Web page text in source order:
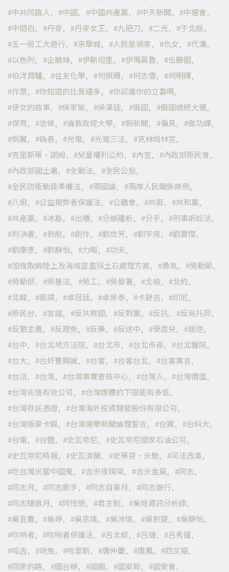
中共同路人
中國 中國共產黨 中天新聞
中選會
中間白
丹麥 丹麥女王 九把刀 二元
于北辰
五一勞工大遊行
京華城 人民是頭家 仇女
代溝
以色列
企鵝妹 伊斯坦堡 伊瑪莫魯
伍勝園
伯洋買驢
住友化學 何佩珊 何志偉
何明輝
作票
你知道的比我還多
你認識你的立委嗎
使女的故事
侯家瑜 侯漢廷 俄國
俄國總統大選
保育
信條 倫敦政經大學 假新聞 偏見
做功課
側翼
偽善 光電 光電三法
克林姆林宮
克里斯蒂·諾姆
兒童權利公約 內宣
內政部原民會
內政部國土署
全動法
全民公投
全民防衛動員準備法
兩國論
兩岸人民關係條例
八炯
公益揭弊者保護法 公聽會 共匪
共和黨
共產黨
冰島 出櫃 分崩離析 分手
刑事訴訟法
判決書
剝削 創作 劉世芳 劉宇席
劉寶傑
劉康彥
劉靜怡 力暘
功夫
加強取締陸上及海域盜濫採土石處理方案
勇氣
勞動節
勞動部
勞基法 勞工 勞發署 北檢
北約
北韓
匪諜 卓冠廷 卓榮泰 卡舒吉
印尼
原民台
友誼 反共救國 反對黨 反抗
反烏托邦
反猶主義
反罷免 反美 反送中 受虐兒
叛逆
台中
台北地方法院 台北市 台北市長
台北醫院
台大
台奸曹興誠 台客 台客台北
台客寓言
台派
台灣 台灣事實查核中心 台灣人
台灣價值
台灣兆億有效公司
台灣媒體的下限能有多低
台灣存託憑證
台灣海外投資開發股份有限公司
台灣版麥卡錫
台灣選舉新聞倫理誓言 台獨
台科大
台電
台鹽 史瓦帝尼
史瓦帝尼國家石油公司
史瓦帝尼時報
史瓦濟蘭 史蒂芬·米勒
司法改革
吃台灣米當中國鬼
吉米夜現場 吉米金莫
同志
同志月
同志歌手 同志自豪月
同志遊行
同志驕傲月
同性戀 君主制
吳姓資訊分析師
吳宜農
吳崢 吳思瑤 吳沛憶 吳釗燮
吳靜怡
吹哨者
吹哨者保護法 呂太郎 呂捷
呂秀蓮
呱吉
咪兔 哈里斯 唐仲慶 唐鳳
四叉貓
回家的路
國台辦 國圖 國安局
國安會